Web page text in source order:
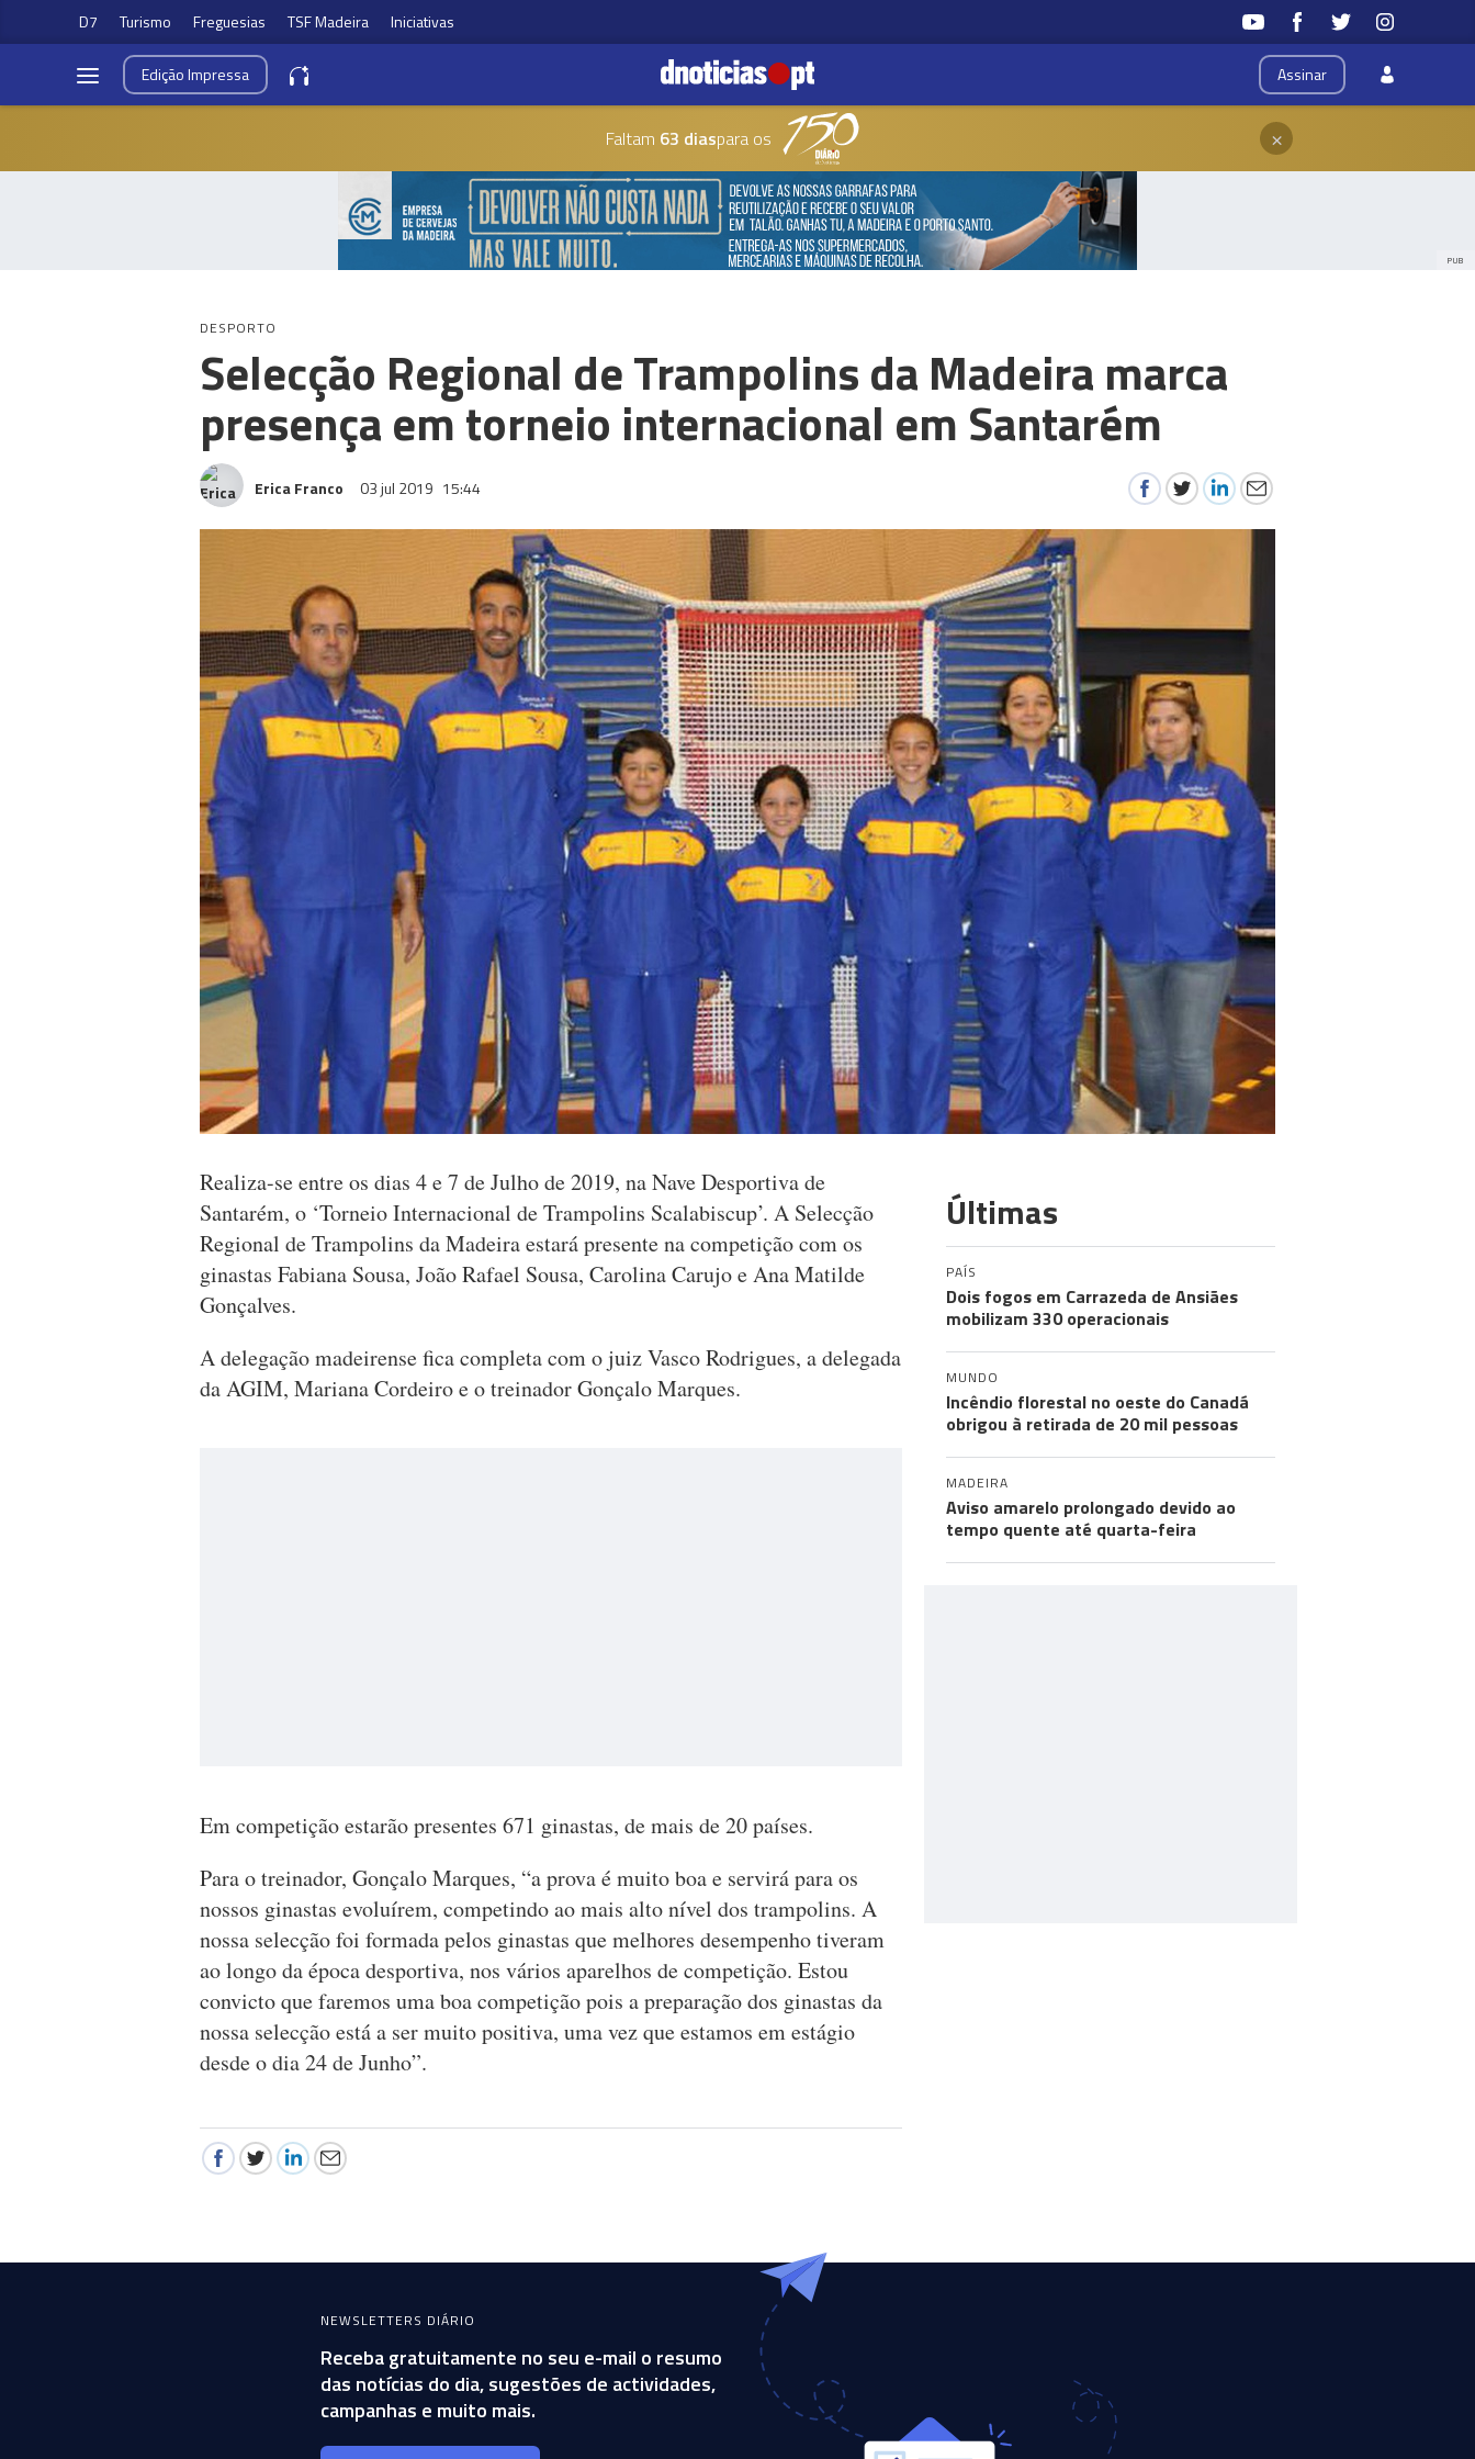
D7 Turismo Freguesias TSF Madeira Iniciativas
Assinar
EdiçãoImpressa
Faltam 63 diaspara os ×
PUB
DESPORTO
Selecção Regional de Trampolins da Madeira marca
presença em torneio internacional em Santarém
Erica Franco 03 jul 2019 15:44
Realiza-se entre os dias 4 e 7 de Julho de 2019, na Nave Desportiva de
Santarém, o ‘Torneio Internacional de Trampolins Scalabiscup’. A Selecção
Regional de Trampolins da Madeira estará presente na competição com os
ginastas Fabiana Sousa, João Rafael Sousa, Carolina Carujo e Ana Matilde
Gonçalves.
A delegação madeirense fica completa com o juiz Vasco Rodrigues, a delegada
da AGIM, Mariana Cordeiro e o treinador Gonçalo Marques.
Em competição estarão presentes 671 ginastas, de mais de 20 países.
Para o treinador, Gonçalo Marques, “a prova é muito boa e servirá para os
nossos ginastas evoluírem, competindo ao mais alto nível dos trampolins. A
nossa selecção foi formada pelos ginastas que melhores desempenho tiveram
ao longo da época desportiva, nos vários aparelhos de competição. Estou
convicto que faremos uma boa competição pois a preparação dos ginastas da
nossa selecção está a ser muito positiva, uma vez que estamos em estágio
desde o dia 24 de Junho”.
Últimas
PAÍS
Dois fogos em Carrazeda de Ansiães
mobilizam 330 operacionais
MUNDO
Incêndio florestal no oeste do Canadá
obrigou à retirada de 20 mil pessoas
MADEIRA
Aviso amarelo prolongado devido ao
tempo quente até quarta-feira
NEWSLETTERS DIÁRIO
Receba gratuitamente no seu e-mail o resumo
das notícias do dia, sugestões de actividades,
campanhas e muito mais.